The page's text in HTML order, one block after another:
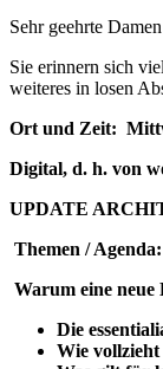
Sehr geehrte
Sie erinnern sich
weiteres in losen
Ort und Zeit:
Digital, d. h. von
UPDATE
Themen / Agenda:
Warum eine neue
Die
Wie